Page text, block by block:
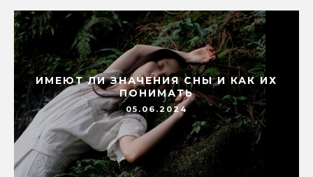
ИМЕЮТ ЛИ ЗНАЧЕНИЯ СНЫ И КАК ИХ
ПОНИМАТЬ
05.06.2024